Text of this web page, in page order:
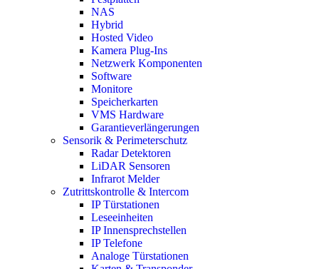
NAS
Hybrid
Hosted Video
Kamera Plug-Ins
Netzwerk Komponenten
Software
Monitore
Speicherkarten
VMS Hardware
Garantieverlängerungen
Sensorik & Perimeterschutz
Radar Detektoren
LiDAR Sensoren
Infrarot Melder
Zutrittskontrolle & Intercom
IP Türstationen
Leseeinheiten
IP Innensprechstellen
IP Telefone
Analoge Türstationen